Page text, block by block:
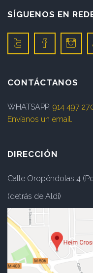
SÍGUENOS EN
CONTÁCTANOS
WHATSAPP: 914 497
Envíanos un email.
DIRECCIÓN
Calle Oropéndolas 4
(detrás de Aldi)